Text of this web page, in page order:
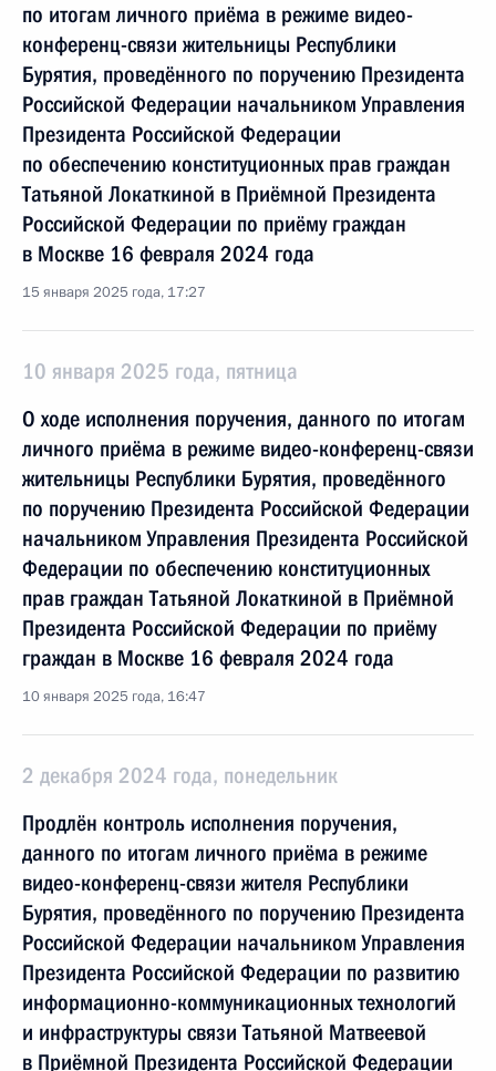
по итогам личного приёма в режиме видео-
конференц-связи жительницы Республики
Бурятия, проведённого по поручению Президента
Российской Федерации начальником Управления
Президента Российской Федерации
по обеспечению конституционных прав граждан
Татьяной Локаткиной в Приёмной Президента
Российской Федерации по приёму граждан
в Москве 16 февраля 2024 года
15 января 2025 года, 17:27
10 января 2025 года, пятница
О ходе исполнения поручения, данного по итогам
личного приёма в режиме видео-конференц-связи
жительницы Республики Бурятия, проведённого
по поручению Президента Российской Федерации
начальником Управления Президента Российской
Федерации по обеспечению конституционных
прав граждан Татьяной Локаткиной в Приёмной
Президента Российской Федерации по приёму
граждан в Москве 16 февраля 2024 года
10 января 2025 года, 16:47
2 декабря 2024 года, понедельник
Продлён контроль исполнения поручения,
данного по итогам личного приёма в режиме
видео-конференц-связи жителя Республики
Бурятия, проведённого по поручению Президента
Российской Федерации начальником Управления
Президента Российской Федерации по развитию
информационно-коммуникационных технологий
и инфраструктуры связи Татьяной Матвеевой
в Приёмной Президента Российской Федерации